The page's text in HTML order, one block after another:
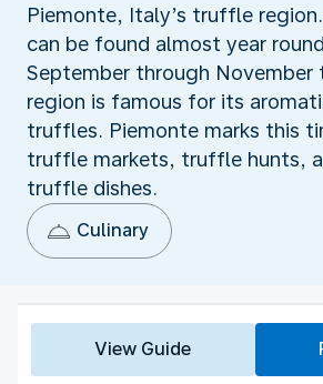
Piemonte, Italy’s truffle
can be found almost year
September through November
region is famous for its
truffles. Piemonte marks this
truffle markets, truffle hunts,
truffle dishes.
Culinary
View Guide